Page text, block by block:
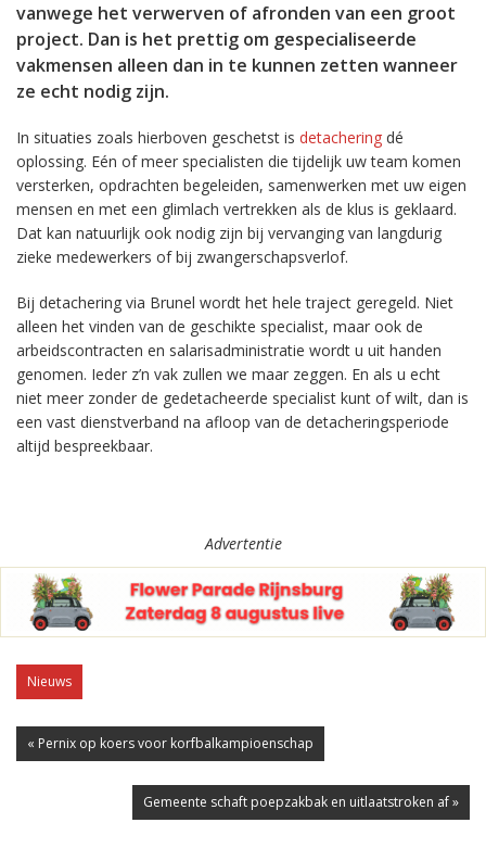
vanwege het verwerven of afronden van een groot
project. Dan is het prettig om gespecialiseerde
vakmensen alleen dan in te kunnen zetten wanneer
ze echt nodig zijn.
In situaties zoals hierboven geschetst is detachering dé
oplossing. Eén of meer specialisten die tijdelijk uw team komen
versterken, opdrachten begeleiden, samenwerken met uw eigen
mensen en met een glimlach vertrekken als de klus is geklaard.
Dat kan natuurlijk ook nodig zijn bij vervanging van langdurig
zieke medewerkers of bij zwangerschapsverlof.
Bij detachering via Brunel wordt het hele traject geregeld. Niet
alleen het vinden van de geschikte specialist, maar ook de
arbeidscontracten en salarisadministratie wordt u uit handen
genomen. Ieder z’n vak zullen we maar zeggen. En als u echt
niet meer zonder de gedetacheerde specialist kunt of wilt, dan is
een vast dienstverband na afloop van de detacheringsperiode
altijd bespreekbaar.
Advertentie
Nieuws
« Pernix op koers voor korfbalkampioenschap
Gemeente schaft poepzakbak en uitlaatstroken af »